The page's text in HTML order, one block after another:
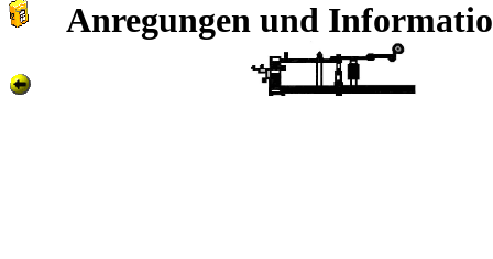
Anregungen und